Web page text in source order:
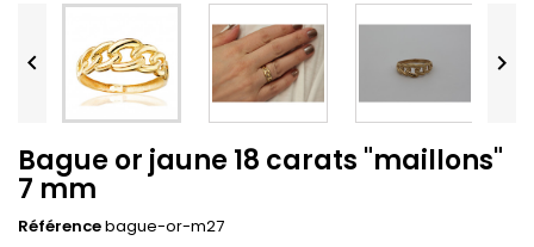
 
Bague or jaune 18 carats "maillons"
7 mm
Référencebague-or-m27